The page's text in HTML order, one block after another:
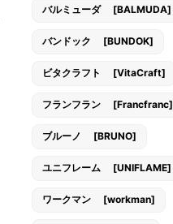
バルミューダ [BALMUDA]
バンドック [BUNDOK]
ビタクラフト [VitaCraft]
フランフラン [Francfranc]
ブルーノ [BRUNO]
ユニフレーム [UNIFLAME]
ワークマン [workman]